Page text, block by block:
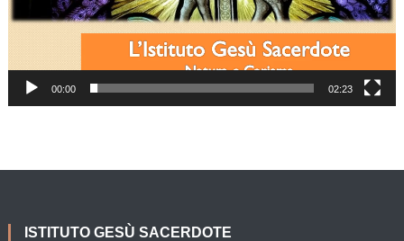
00:00 02:23
ISTITUTO GESÙ SACERDOTE